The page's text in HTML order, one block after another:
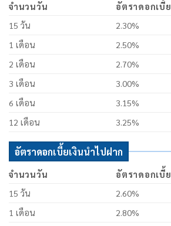
จำนวนวัน
อัตราดอกเบี้ย
15 วัน
2.30%
1 เดือน
2.50%
2 เดือน
2.70%
3 เดือน
3.00%
6 เดือน
3.15%
12 เดือน
3.25%
อัตราดอกเบี้ยเงินนำไปฝาก
จำนวนวัน
อัตราดอกเบี้ย
15 วัน
2.60%
1 เดือน
2.80%